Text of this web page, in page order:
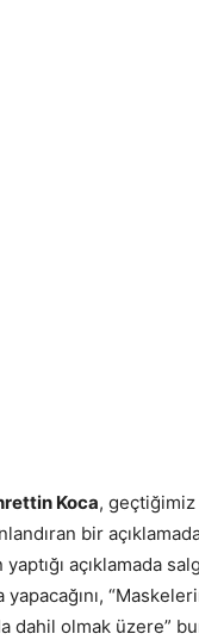
Koca,
bir
açıklamada
dahil olmak üzere”